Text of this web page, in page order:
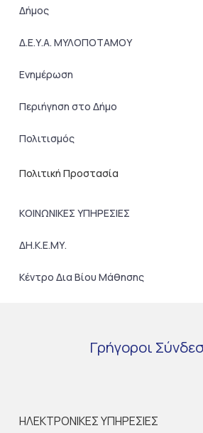
Δήμος
Δ.Ε.Υ.Α. ΜΥΛΟΠΟΤΑΜΟΥ
Ενημέρωση
Περιήγηση στο Δήμο
Πολιτισμός
Πολιτική Προστασία
ΚΟΙΝΩΝΙΚΕΣ ΥΠΗΡΕΣΙΕΣ
ΔΗ.Κ.Ε.ΜΥ.
Κέντρο Δια Βίου Μάθησης
Γρήγοροι
ΗΛΕΚΤΡΟΝΙΚΕΣ ΥΠΗΡΕΣΙΕΣ